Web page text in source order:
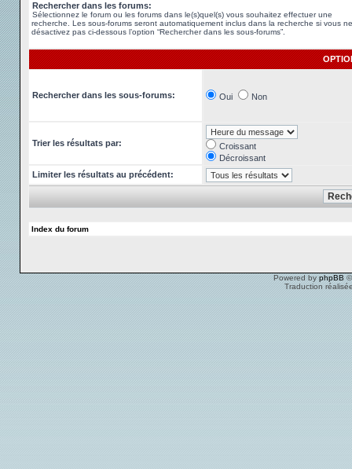
Rechercher dans les forums:
Sélectionnez le forum ou les forums dans le(s)quel(s) vous souhaitez effectuer une
recherche. Les sous-forums seront automatiquement inclus dans la recherche si vous ne
désactivez pas ci-dessous l’option “Rechercher dans les sous-forums”.
Rechercher dans les sous-forums: Oui Non
Trier les résultats par:
Croissant
Décroissant
Limiter les résultats au précédent:
Index du forum
Powered by phpBB
Traduction